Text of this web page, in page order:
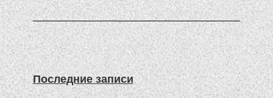
Последние записи